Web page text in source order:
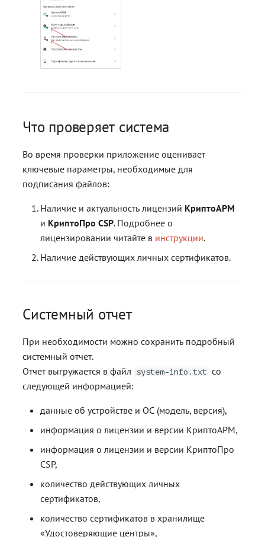
Что проверяет система
Во время проверки приложение оценивает
ключевые параметры, необходимые для
подписания файлов:
Наличие и актуальность лицензий КриптоАРМ
и КриптоПро CSP. Подробнее о
лицензировании читайте в инструкции.
Наличие действующих личных сертификатов.
Системный отчет
При необходимости можно сохранить подробный
системный отчет.
Отчет выгружается в файл
system-info.txt со
следующей информацией:
данные об устройстве и ОС (модель, версия),
информация о лицензии и версии КриптоАРМ,
информация о лицензии и версии КриптоПро
CSP,
количество действующих личных
сертификатов,
количество сертификатов в хранилище
«Удостоверяющие центры»,